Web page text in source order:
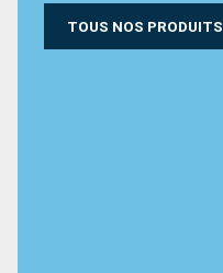
TOUS NOS PRODUITS